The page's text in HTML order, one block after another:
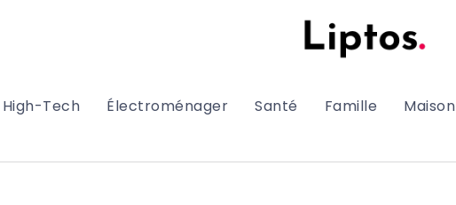
High-Tech Électroménager Santé Famille Maison